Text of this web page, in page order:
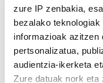
zure IP zenbakia,
bezalako
informazioak azitzen
pertsonalizatua,
audientzia-ikerketa
Zure datuak nork eta